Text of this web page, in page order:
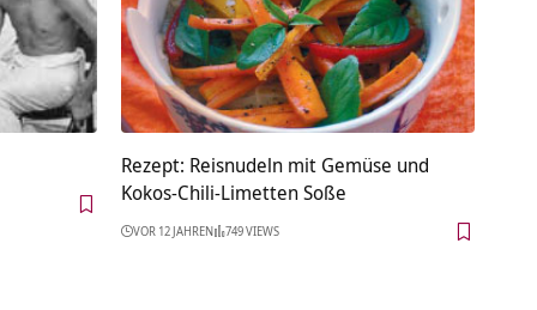
Rezept: Reisnudeln mit Gemüse und
Kokos-Chili-Limetten Soße
VOR 12 JAHREN 749 VIEWS